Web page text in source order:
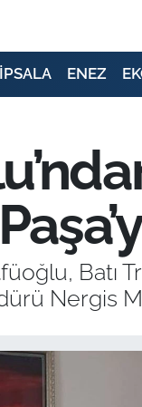
İPSALA ENEZ
Batı
Nergis